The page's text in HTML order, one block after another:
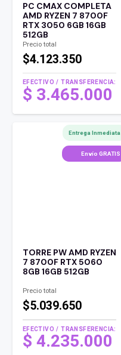
PC CMAX COMPLETA
AMD RYZEN 7 8700F
RTX 3050 6GB 16GB
512GB
Precio total
$4.123.350
EFECTIVO / TRANSFERENCIA:
$ 3.465.000
Entrega Inmediata
Envío GRATIS
TORRE PW AMD RYZEN
7 8700F RTX 5060
8GB 16GB 512GB
Precio total
$5.039.650
EFECTIVO / TRANSFERENCIA:
$4.235.000